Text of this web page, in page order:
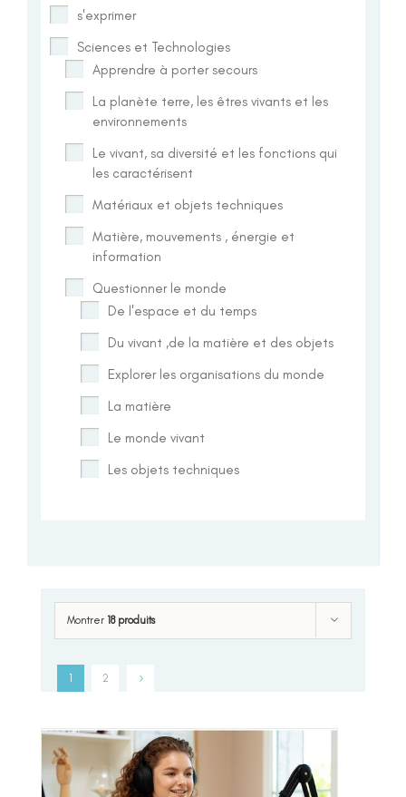
Montrer 18 produits
1 2
s'exprimer
Sciences et Technologies
Apprendre à porter secours
La planète terre, les êtres vivants et les
environnements
Le vivant, sa diversité et les fonctions qui
les caractérisent
Matériaux et objets techniques
Matière, mouvements , énergie et
information
Questionner le monde
De l'espace et du temps
Du vivant ,de la matière et des objets
Explorer les organisations du monde
La matière
Le monde vivant
Les objets techniques